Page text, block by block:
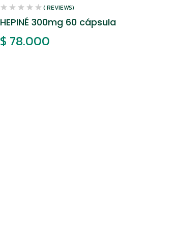
( REVIEWS)
HEPINÉ 300mg 60 cápsula
$ 78.000